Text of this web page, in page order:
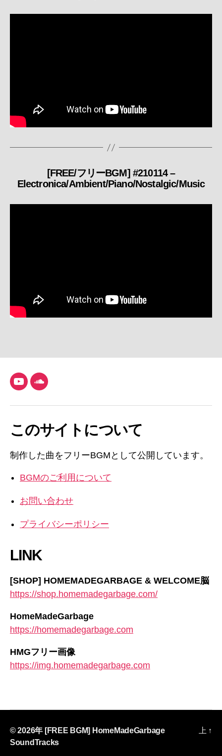
ー
カ
テ
リ
[FREE/フリーBGM] #210114 –
Electronica/Ambient/Piano/Nostalgic/Music
YouTubeSoundCloud
このサイトについて
制作した曲をフリーBGMとして公開しています。
BGMのご利用について
お問い合わせ
プライバシーポリシー
LINK
[SHOP] HOMEMADEGARBAGE & WELCOME脳
https://shop.homemadegarbage.com/
HomeMadeGarbage
https://homemadegarbage.com
HMGフリー画像
https://img.homemadegarbage.com
© 2026年 [FREE BGM] HomeMadeGarbage
SoundTracks
上 ↑